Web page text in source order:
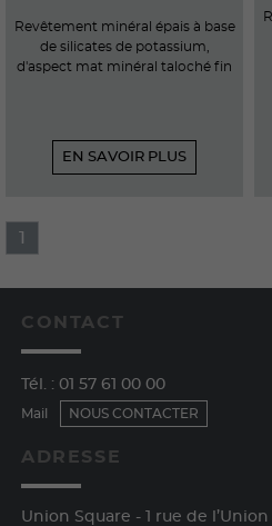
Revêtement minéral épais à base
de silicates de potassium,
d'aspect mat minéral taloché fin
EN SAVOIR PLUS
1
CONTACT
Tél. : 01 57 61 00 00
Mail NOUS CONTACTER
ADRESSE
Union Square - 1 rue de l’Union